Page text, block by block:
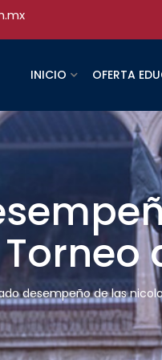
INICIO OFERTA
desempeño de las